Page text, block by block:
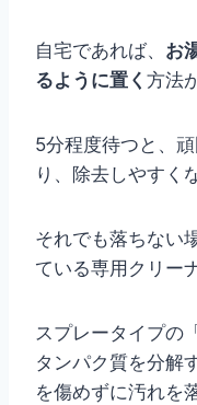
自宅であれば、 お
るように置く 方法
5分程度待つと、
り、除去しやすく
それでも落ちない
ている専用クリー
スプレータイプの
タンパク質を分解
を傷めずに汚れを